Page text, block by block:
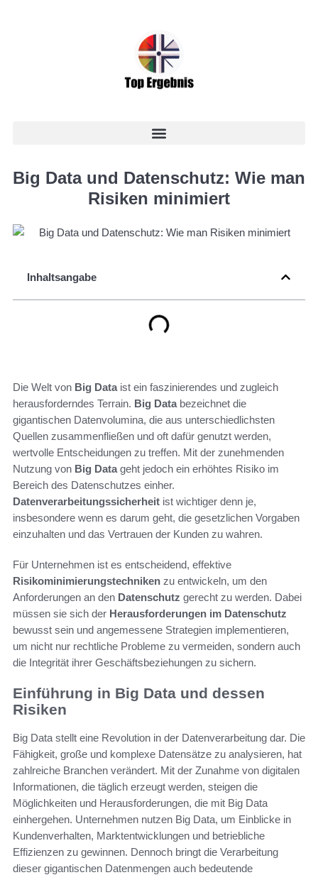
Big Data und Datenschutz: Wie man
Risiken minimiert
Inhaltsangabe
Die Welt von Big Dataist ein faszinierendes und zugleich
herausforderndes Terrain. Big Databezeichnet die
gigantischen Datenvolumina, die aus unterschiedlichsten
Quellen zusammenfließen und oft dafür genutzt werden,
wertvolle Entscheidungen zu treffen. Mit der zunehmenden
Nutzung von Big Datageht jedoch ein erhöhtes Risiko im
Bereich des Datenschutzes einher.
Datenverarbeitungssicherheit ist wichtiger denn je,
insbesondere wenn es darum geht, die gesetzlichen Vorgaben
einzuhalten und das Vertrauen der Kunden zu wahren.
Für Unternehmen ist es entscheidend, effektive
Risikominimierungstechniken zu entwickeln, um den
Anforderungen an den Datenschutz gerecht zu werden. Dabei
müssen sie sich der Herausforderungen im Datenschutz
bewusst sein und angemessene Strategien implementieren,
um nicht nur rechtliche Probleme zu vermeiden, sondern auch
die Integrität ihrer Geschäftsbeziehungen zu sichern.
Einführung in Big Data und dessen
Risiken
Big Data stellt eine Revolution in der Datenverarbeitung dar. Die
Fähigkeit, große und komplexe Datensätze zu analysieren, hat
zahlreiche Branchen verändert. Mit der Zunahme von digitalen
Informationen, die täglich erzeugt werden, steigen die
Möglichkeiten und Herausforderungen, die mit Big Data
einhergehen. Unternehmen nutzen Big Data, um Einblicke in
Kundenverhalten, Marktentwicklungen und betriebliche
Effizienzen zu gewinnen. Dennoch bringt die Verarbeitung
dieser gigantischen Datenmengen auch bedeutende